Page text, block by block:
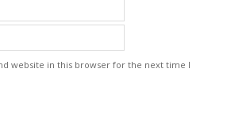
website in this browser for the next time I